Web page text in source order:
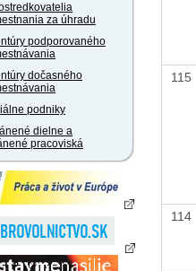
za úhradu
podporovaného
dočasného
podniky
dielne a
pracoviská
115
114